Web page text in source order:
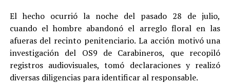
El hecho ocurrió la noche del pasado 28 de julio,
cuando el hombre abandonó el arreglo floral en las
afueras del recinto penitenciario. La acción motivó una
investigación del OS9 de Carabineros, que recopiló
registros audiovisuales, tomó declaraciones y realizó
diversas diligencias para identificar al responsable.